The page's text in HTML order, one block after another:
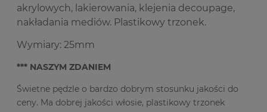
akrylowych, lakierowania, klejenia decoupage,
nakładania mediów. Plastikowy trzonek.
Wymiary: 25mm
*** NASZYM ZDANIEM
Świetne pędzle o bardzo dobrym stosunku jakości do
ceny. Ma dobrej jakości włosie, plastikowy trzonek